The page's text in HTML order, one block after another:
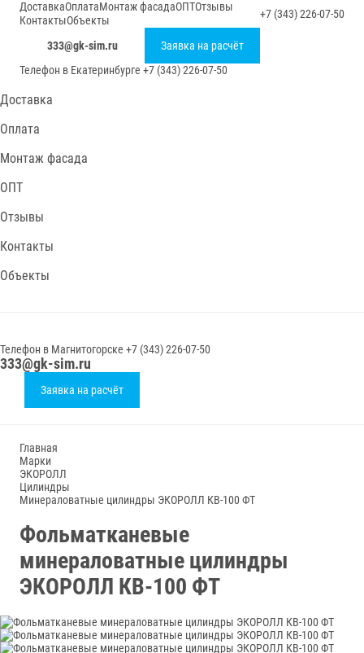
ДоставкаОплатаМонтаж фасадаОПТОтзывы
КонтактыОбъекты +7 (343) 226-07-50
333@gk-sim.ru
Заявка на расчёт
Телефон в Екатеринбурге +7 (343) 226-07-50
Доставка
Оплата
Монтаж фасада
ОПТ
Отзывы
Контакты
Объекты
Телефон в Магнитогорске +7 (343) 226-07-50
333@gk-sim.ru
Заявка на расчёт
Главная
Марки
ЭКОРОЛЛ
Цилиндры
Минераловатные цилиндры ЭКОРОЛЛ КВ-100 ФТ
Фольматканевые
минераловатные цилиндры
ЭКОРОЛЛ КВ-100 ФТ